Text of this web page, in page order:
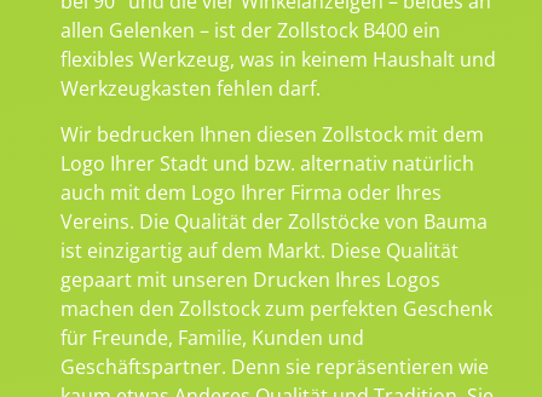
allen Gelenken – ist der Zollstock B400 ein
flexibles Werkzeug, was in keinem Haushalt und
Werkzeugkasten fehlen darf.
Wir bedrucken Ihnen diesen Zollstock mit dem
Logo Ihrer Stadt und bzw. alternativ natürlich
auch mit dem Logo Ihrer Firma oder Ihres
Vereins. Die Qualität der Zollstöcke von Bauma
ist einzigartig auf dem Markt. Diese Qualität
gepaart mit unseren Drucken Ihres Logos
machen den Zollstock zum perfekten Geschenk
für Freunde, Familie, Kunden und
Geschäftspartner. Denn sie repräsentieren wie